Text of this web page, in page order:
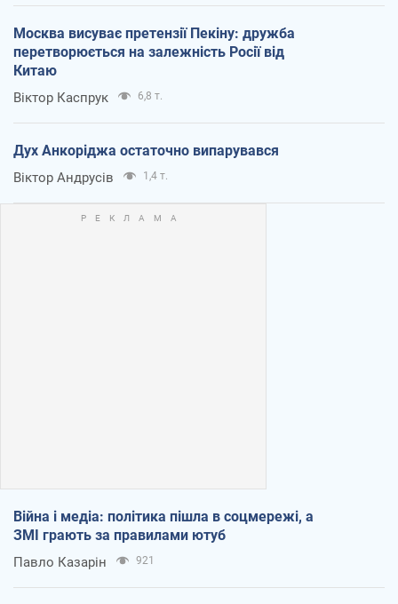
Москва висуває претензії Пекіну: дружба
перетворюється на залежність Росії від
Китаю
Віктор Каспрук 6,8 т.
Дух Анкоріджа остаточно випарувався
Віктор Андрусів 1,4 т.
Війна і медіа: політика пішла в соцмережі, а
ЗМІ грають за правилами ютуб
Павло Казарін 921